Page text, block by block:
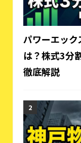
パワーエッ
は？株式3分
徹底解説